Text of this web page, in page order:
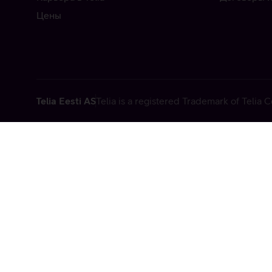
Цены
Telia Eesti ASTelia is a registered Trademark of Telia